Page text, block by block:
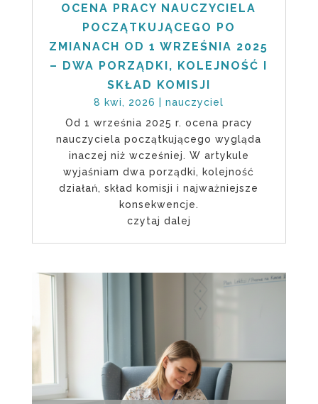
OCENA PRACY NAUCZYCIELA
POCZĄTKUJĄCEGO PO
ZMIANACH OD 1 WRZEŚNIA 2025
– DWA PORZĄDKI, KOLEJNOŚĆ I
SKŁAD KOMISJI
8 kwi, 2026 |nauczyciel
Od 1 września 2025 r. ocena pracy
nauczyciela początkującego wygląda
inaczej niż wcześniej. W artykule
wyjaśniam dwa porządki, kolejność
działań, skład komisji i najważniejsze
konsekwencje.
czytaj dalej